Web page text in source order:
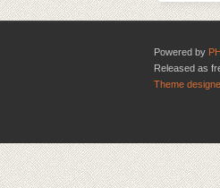
Powered by
Released as
Theme